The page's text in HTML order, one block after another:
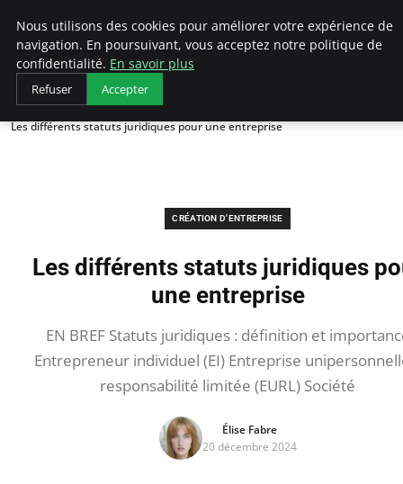
LECFCM
Accueil
Création d'entreprise
Les différents statuts juridiques pour une entreprise
CRÉATION D'ENTREPRISE
Les différents statuts juridiques
une entreprise
EN BREF Statuts juridiques : définition et
Entrepreneur individuel (EI) Entreprise
responsabilité limitée (EURL) Société
Élise Fabre
20 décembre 2024
Nous utilisons des cookies pour améliorer votre expérience de
navigation. En poursuivant, vous acceptez notre politique de
confidentialité. En savoir plus
Refuser Accepter